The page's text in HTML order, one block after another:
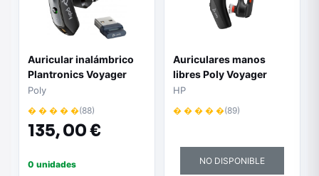
Auricular inalámbrico
Plantronics Voyager
5200 - Bluetooth |
Incluye cable USB-A a
micro USB y llave BT700
| Micrófono integrado |
Poly
� � � � �(88)
135,00 €
0 unidades
Auriculares manos
libres Poly Voyager
Legend 30
HP
� � � � �(89)
NO DISPONIBLE